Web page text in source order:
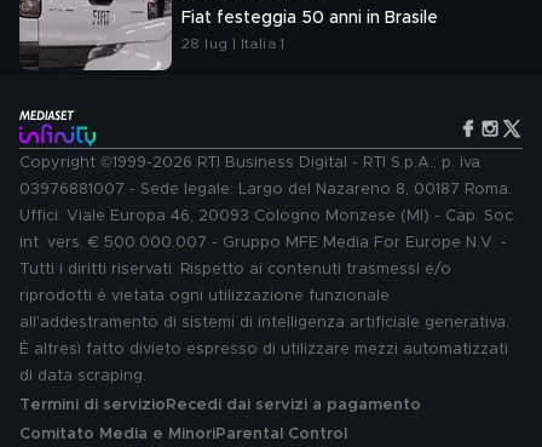
Fiat festeggia 50 anni in Brasile
28 lug | Italia 1
Copyright ©1999-2026 RTI Business Digital - RTI S.p.A.: p. iva
03976881007 - Sede legale: Largo del Nazareno 8, 00187 Roma.
Uffici: Viale Europa 46, 20093 Cologno Monzese (MI) - Cap. Soc.
int. vers. € 500.000.007 - Gruppo MFE Media For Europe N.V. -
Tutti i diritti riservati. Rispetto ai contenuti trasmessi e/o
riprodotti è vietata ogni utilizzazione funzionale
all'addestramento di sistemi di intelligenza artificiale generativa.
È altresì fatto divieto espresso di utilizzare mezzi automatizzati
di data scraping.
Termini di servizio Recedi dai servizi a pagamento
Comitato Media e MinoriParental Control